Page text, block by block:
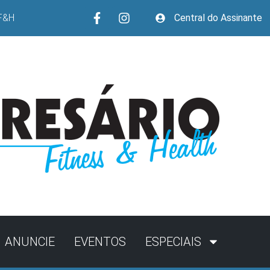
Central do Assinante
ANUNCIE EVENTOS ESPECIAIS